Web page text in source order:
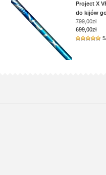
Project X
do kijów
799,00zł
699,00zł